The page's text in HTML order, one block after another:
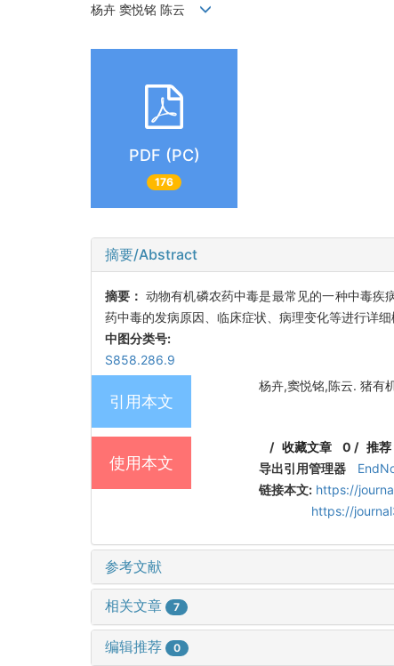
杨卉 窦悦铭 陈云
PDF (PC)
176
摘要/Abstract
摘要： 动物有机磷农药中毒是最常见的一种中毒疾
药中毒的发病原因、临床症状、病理变化等进行详
中图分类号:
S858.286.9
引用本文
杨卉,窦悦铭,陈云. 猪有
使用本文
/收藏文章 0 / 推荐
导出引用管理器
链接本文: https://
https://
参考文献
相关文章 7
编辑推荐 0